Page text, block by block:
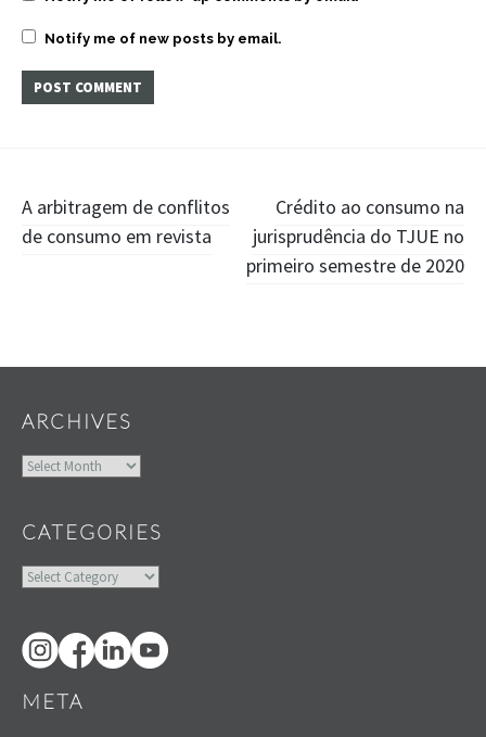
Notify me of new posts by email.
Post
navigation
A arbitragem de conflitos
de consumo em revista
Crédito ao consumo na
jurisprudência do TJUE no
primeiro semestre de 2020
ARCHIVES
Archives
CATEGORIES
Categories
META